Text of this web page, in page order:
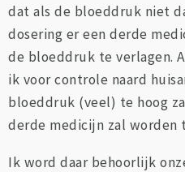
dat als de bloeddruk niet
dosering er een derde
de bloeddruk te verlagen.
ik voor controle naard
bloeddruk (veel) te hoog
derde medicijn zal worden
Ik word daar behoorlijk